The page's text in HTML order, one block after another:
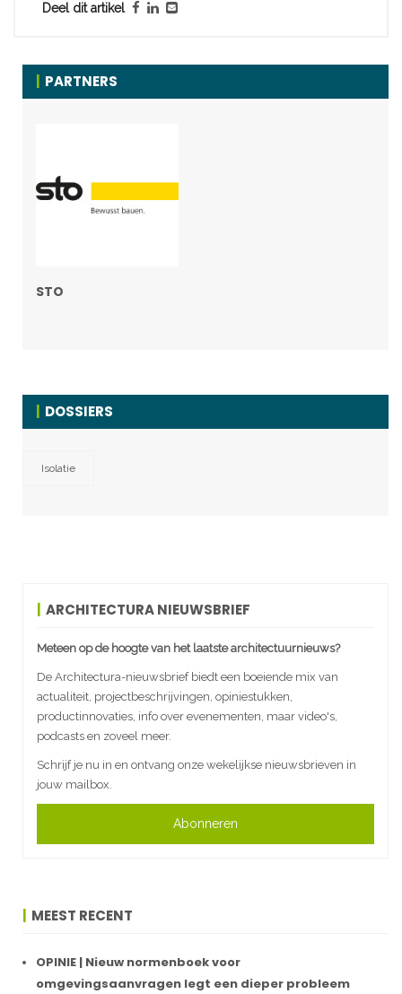
Deel dit artikel
PARTNERS
STO
DOSSIERS
Isolatie
ARCHITECTURA NIEUWSBRIEF
Meteen op de hoogte van het laatste architectuurnieuws?
De Architectura-nieuwsbrief biedt een boeiende mix van
actualiteit, projectbeschrijvingen, opiniestukken,
productinnovaties, info over evenementen, maar video's,
podcasts en zoveel meer.
Schrijf je nu in en ontvang onze wekelijkse nieuwsbrieven in
jouw mailbox.
Abonneren
MEEST RECENT
OPINIE | Nieuw normenboek voor
omgevingsaanvragen legt een dieper probleem